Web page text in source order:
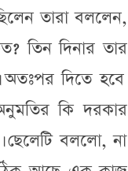
তারা বললেন,
তিন দিনার তার
দিতে হবে।
কি দরকার
ছেলেটি বললো, না